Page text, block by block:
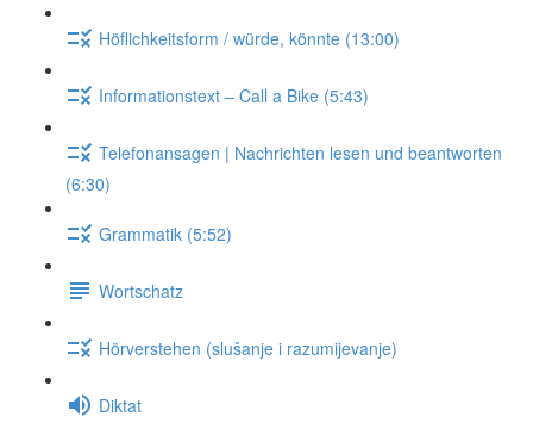
Höflichkeitsform / würde, könnte (13:00)
Informationstext – Call a Bike (5:43)
Telefonansagen | Nachrichten lesen und beantworten
(6:30)
Grammatik (5:52)
Wortschatz
Hörverstehen (slušanje i razumijevanje)
Diktat